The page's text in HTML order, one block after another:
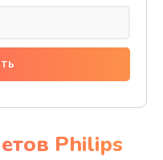
крышки
Philips